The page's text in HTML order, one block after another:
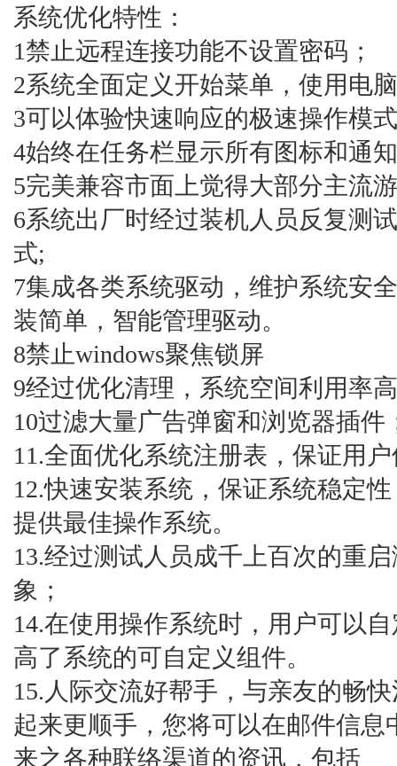
系统优化特性：
1禁止远程连接功能不设置密码；
2系统全面定义开始菜单，使用电
3可以体验快速响应的极速操作模
4始终在任务栏显示所有图标和通知
5完美兼容市面上觉得大部分主流
6系统出厂时经过装机人员反复测
式;
7集成各类系统驱动，维护系统安
装简单，智能管理驱动。
8禁止windows聚焦锁屏
9经过优化清理，系统空间利用率
10过滤大量广告弹窗和浏览器插件
11.全面优化系统注册表，保证用
12.快速安装系统，保证系统稳定
提供最佳操作系统。
13.经过测试人员成千上百次的重
象；
14.在使用操作系统时，用户可以
高了系统的可自定义组件。
15.人际交流好帮手，与亲友的畅
起来更顺手，您将可以在邮件信
来之各种联络渠道的资讯，包括